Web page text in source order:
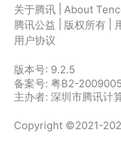
关于腾讯 About
腾讯公益
版权所有
用户协议
版本号: 9.2.5
备案号: 粤B2-
主办者: 深圳市腾讯计
Copyright ©2021-